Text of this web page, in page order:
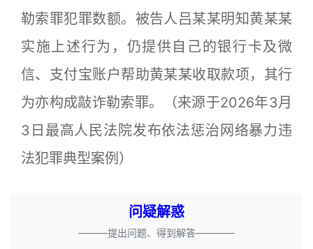
勒索罪犯罪数额。被告人吕某某明知黄某某
实施上述行为，仍提供自己的银行卡及微
信、支付宝账户帮助黄某某收取款项，其行
为亦构成敲诈勒索罪。（来源于2026年3月
3日最高人民法院发布依法惩治网络暴力违
法犯罪典型案例）
问疑解惑
———提出问题、得到解答————